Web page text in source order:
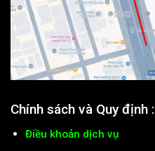
Chính sách và Quy định :
Điều khoản dịch vụ